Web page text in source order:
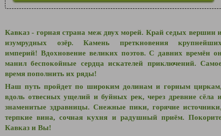
Кавказ - горная страна меж двух морей. Край седых вершин
изумрудных озёр. Камень преткновения
империй! Вдохновение великих поэтов. С давних времён
манил беспокойные сердца искателей приключений.
время пополнить их ряды!
Наш путь пройдет по широким долинам и горным
вдоль отвесных ущелий и буйных рек, через древние сёла
знаменитые здравницы. Снежные пики, горячие
терпкие вина, сочная кухня и радушный приём.
Кавказ и Вы!